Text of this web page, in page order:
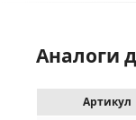
Аналоги
Артикул